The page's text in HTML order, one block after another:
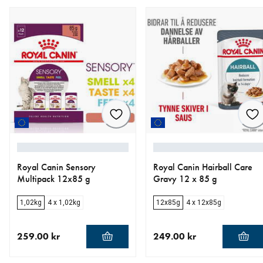
Royal Canin Sensory
Multipack 12x85 g
1,02kg 4 x 1,02kg
259.00 kr
Royal Canin Hairball Care
Gravy 12 x 85 g
12x85g 4 x 12x85g
249.00 kr